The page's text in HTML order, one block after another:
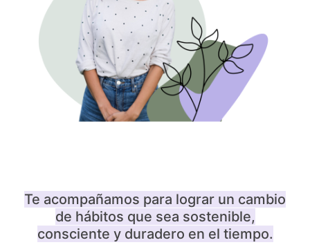
Te acompañamos para lograr un cambio
de hábitos que sea sostenible,
consciente y duradero en el tiempo.